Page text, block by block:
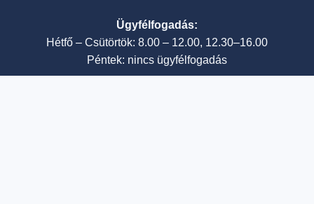
Ügyfélfogadás:
Hétfő – Csütörtök: 8.00 – 12.00, 12.30–16.00
Péntek: nincs ügyfélfogadás